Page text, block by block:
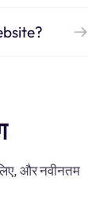
और नवीनतम